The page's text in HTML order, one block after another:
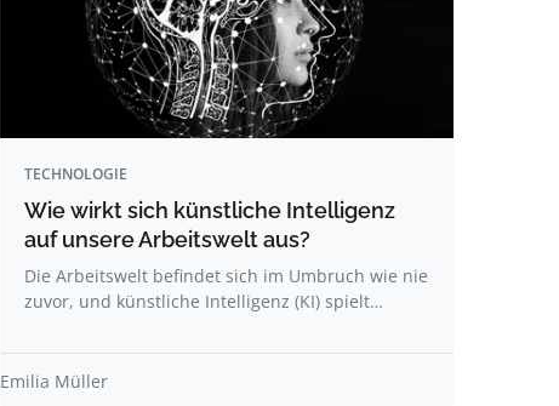
TECHNOLOGIE
Wie wirkt sich künstliche Intelligenz
auf unsere Arbeitswelt aus?
Die Arbeitswelt befindet sich im Umbruch wie nie
zuvor, und künstliche Intelligenz (KI) spielt…
Emilia Müller